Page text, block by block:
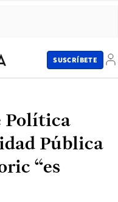
SUSCRÍBETE
Política
Pública
“es